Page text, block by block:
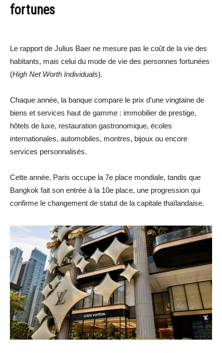
fortunes
Le rapport de Julius Baer ne mesure pas le coût de la vie des
habitants, mais celui du mode de vie des personnes fortunées
(High Net Worth Individuals).
Chaque année, la banque compare le prix d’une vingtaine de
biens et services haut de gamme : immobilier de prestige,
hôtels de luxe, restauration gastronomique, écoles
internationales, automobiles, montres, bijoux ou encore
services personnalisés.
Cette année, Paris occupe la 7e place mondiale, tandis que
Bangkok fait son entrée à la 10e place, une progression qui
confirme le changement de statut de la capitale thaïlandaise.